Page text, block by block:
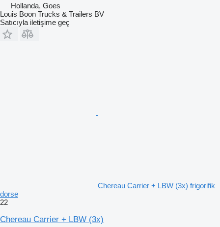
Hollanda, Goes
Louis Boon Trucks & Trailers BV
Satıcıyla iletişime geç
Chereau Carrier + LBW (3x) frigorifik
dorse
22
Chereau Carrier + LBW (3x)